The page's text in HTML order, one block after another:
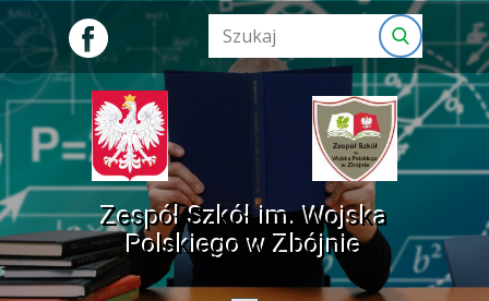
Zespół Szkół im. Wojska
Polskiego w Zbójnie